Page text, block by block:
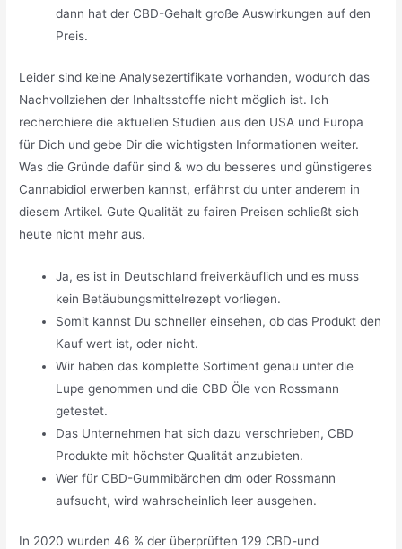
dann hat der CBD-Gehalt große Auswirkungen auf den
Preis.
Leider sind keine Analysezertifikate vorhanden, wodurch das
Nachvollziehen der Inhaltsstoffe nicht möglich ist. Ich
recherchiere die aktuellen Studien aus den USA und Europa
für Dich und gebe Dir die wichtigsten Informationen weiter.
Was die Gründe dafür sind & wo du besseres und günstigeres
Cannabidiol erwerben kannst, erfährst du unter anderem in
diesem Artikel. Gute Qualität zu fairen Preisen schließt sich
heute nicht mehr aus.
Ja, es ist in Deutschland freiverkäuflich und es muss
kein Betäubungsmittelrezept vorliegen.
Somit kannst Du schneller einsehen, ob das Produkt den
Kauf wert ist, oder nicht.
Wir haben das komplette Sortiment genau unter die
Lupe genommen und die CBD Öle von Rossmann
getestet.
Das Unternehmen hat sich dazu verschrieben, CBD
Produkte mit höchster Qualität anzubieten.
Wer für CBD-Gummibärchen dm oder Rossmann
aufsucht, wird wahrscheinlich leer ausgehen.
In 2020 wurden 46 % der überprüften 129 CBD-und